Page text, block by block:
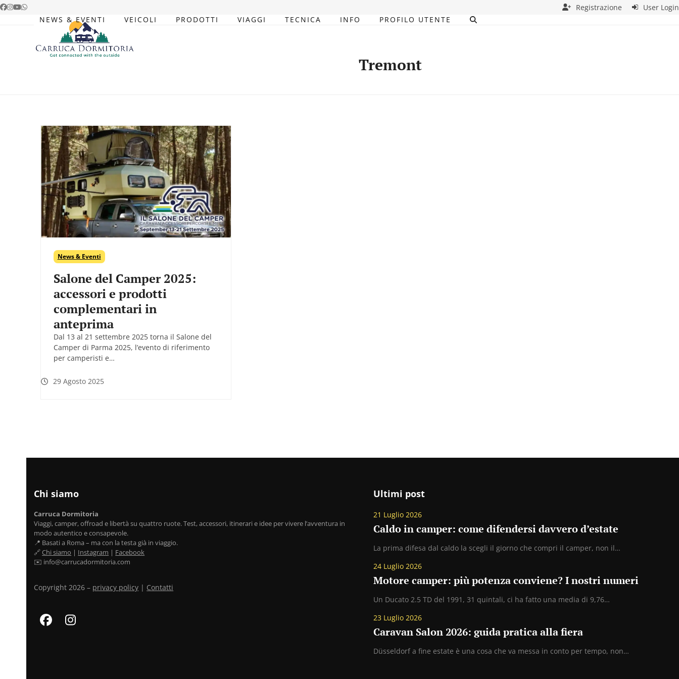
Skip
Facebook
Instagram
YouTube
Whatsapp Registrazione
User Login
NEWS & EVENTI
VEICOLI PRODOTTI VIAGGI TECNICA INFO PROFILO UTENTE
Tremont
News & Eventi
Salone del Camper 2025:
accessori e prodotti
complementari in
anteprima
Dal 13 al 21 settembre 2025 torna il Salone del
Camper di Parma 2025, l’evento di riferimento
per camperisti e…
29 Agosto 2025
Chi siamo
Carruca Dormitoria
Viaggi, camper, offroad e libertà su quattro ruote. Test, accessori, itinerari e idee per vivere l’avventura in
modo autentico e consapevole.
📍 Basati a Roma – ma con la testa già in viaggio.
🔗Chi siamo | Instagram | Facebook
✉️ info@carrucadormitoria.com
Copyright 2026 – privacy policy | Contatti
FacebookInstagram
Ultimi post
21 Luglio 2026
Caldo in camper: come difendersi davvero d’estate
La prima difesa dal caldo la scegli il giorno che compri il camper, non il…
24 Luglio 2026
Motore camper: più potenza conviene? I nostri numeri
Un Ducato 2.5 TD del 1991, 31 quintali, ci ha fatto una media di 9,76…
23 Luglio 2026
Caravan Salon 2026: guida pratica alla fiera
Düsseldorf a fine estate è una cosa che va messa in conto per tempo, non…